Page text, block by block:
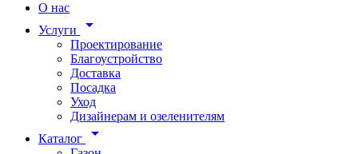
О нас
Услуги
arrow_drop_down
Проектирование
Благоустройство
Доставка
Посадка
Уход
Дизайнерам и озеленителям
Каталог
arrow_drop_down